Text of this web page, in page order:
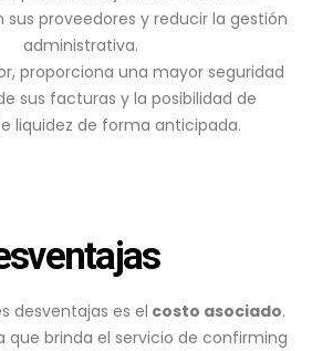
proveedores y reducir la gestión
administrativa.
proporciona una mayor seguridad
sus facturas y la posibilidad de
liquidez de forma anticipada.
desventajas es el costo asociado.
que brinda el servicio de confirming